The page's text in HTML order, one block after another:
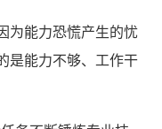
为能力恐慌产生的忧
是能力不够、工作干